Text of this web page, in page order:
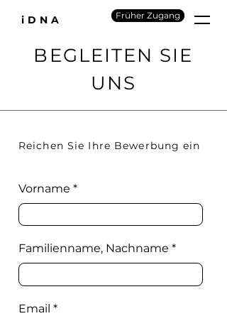
iDNA Früher Zugang
BEGLEITEN SIE
UNS
Reichen Sie Ihre Bewerbung ein
Vorname
Familienname, Nachname
Email